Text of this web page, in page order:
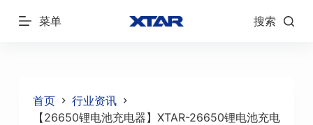
跳
菜单 搜索
首页
行业资讯
【26650锂电池充电器】XTAR-26650锂电池充电